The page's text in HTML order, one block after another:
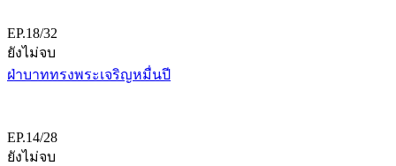
EP.18/32
ยังไม่จบ
ฝ่าบาททรงพระเจริญหมื่นปี
EP.14/28
ยังไม่จบ